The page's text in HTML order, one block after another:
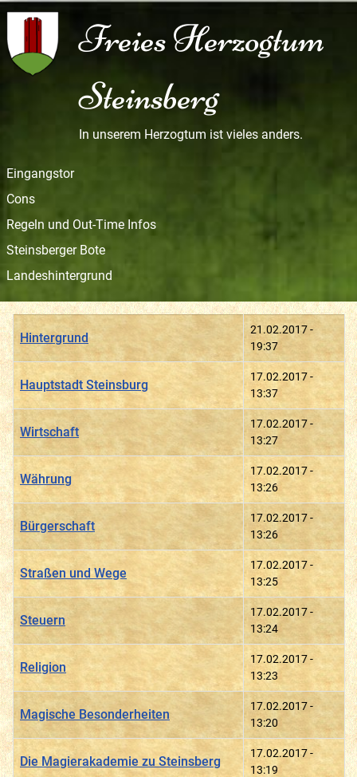
Freies Herzogtum
Steinsberg
In unserem Herzogtum ist vieles anders.
Eingangstor
Cons
Regeln und Out-Time Infos
Steinsberger Bote
Landeshintergrund
Titel Erstellungsdatum
Hintergrund
21.02.2017 -
19:37
Hauptstadt Steinsburg
17.02.2017 -
13:37
Wirtschaft
17.02.2017 -
13:27
Währung
17.02.2017 -
13:26
Bürgerschaft
17.02.2017 -
13:26
Straßen und Wege
17.02.2017 -
13:25
Steuern
17.02.2017 -
13:24
Religion
17.02.2017 -
13:23
Magische Besonderheiten
17.02.2017 -
13:20
Die Magierakademie zu Steinsberg
17.02.2017 -
13:19